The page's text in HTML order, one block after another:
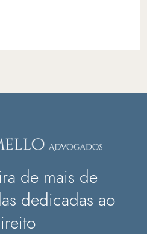
de mais de
dedicadas ao